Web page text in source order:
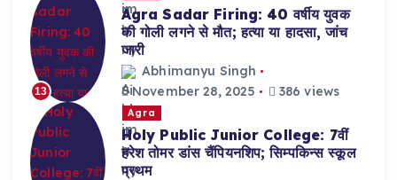
13
Agra Sadar Firing: 40 वर्षीय युवक
की गोली लगने से मौत; हत्या या हादसा, जांच
जारी
Abhimanyu Singh
November 28, 2025
386 views
Agra
Holy Public Junior College: 7वीं
हरेश तोमर डांस चैंपियनशिप; सिम्पकिन्स स्कूल
प्रथम